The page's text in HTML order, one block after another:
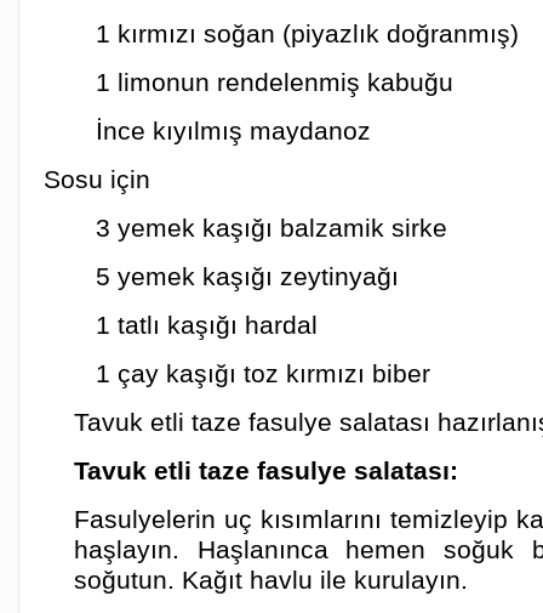
1 kırmızı soğan (piyazlık doğranmış)
1 limonun rendelenmiş kabuğu
İnce kıyılmış maydanoz
Sosu için
3 yemek kaşığı balzamik sirke
5 yemek kaşığı zeytinyağı
1 tatlı kaşığı hardal
1 çay kaşığı toz kırmızı biber
Tavuk etli taze fasulye salatası
Tavuk etli taze fasulye salatası:
Fasulyelerin uç kısımlarını temizleyip
haşlayın. Haşlanınca hemen soğuk
soğutun. Kağıt havlu ile kurulayın.